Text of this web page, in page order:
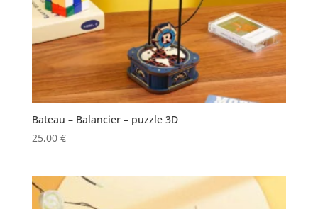
Bateau – Balancier – puzzle 3D
25,00 €